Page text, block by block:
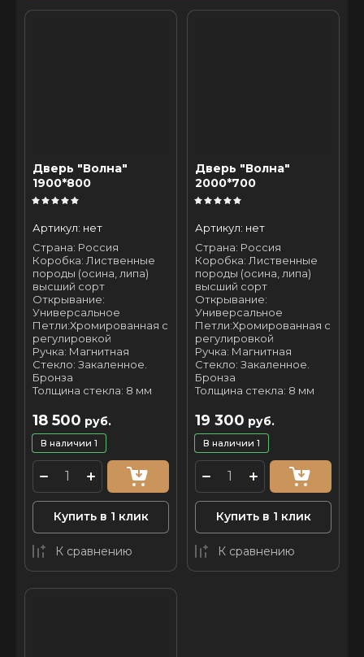
Дверь "Волна"
1900*800
Артикул: нет
Страна: Россия
Коробка: Лиственные
породы (осина, липа)
высший сорт
Открывание:
Универсальное
Петли:Хромированная с
регулировкой
Ручка: Магнитная
Стекло: Закаленное.
Бронза
Толщина стекла: 8 мм
В наличии 1
18 500 руб.
Купить в 1 клик
К сравнению
Дверь "Волна"
2000*700
Артикул: нет
Страна: Россия
Коробка: Лиственные
породы (осина, липа)
высший сорт
Открывание:
Универсальное
Петли:Хромированная с
регулировкой
Ручка: Магнитная
Стекло: Закаленное.
Бронза
Толщина стекла: 8 мм
В наличии 1
19 300 руб.
Купить в 1 клик
К сравнению